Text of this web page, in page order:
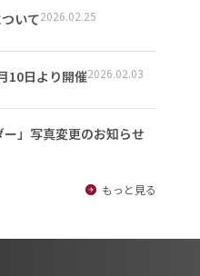
いて2026.02.25
10日より開催2026.02.03
ー」写真変更のお知らせ
もっと見る